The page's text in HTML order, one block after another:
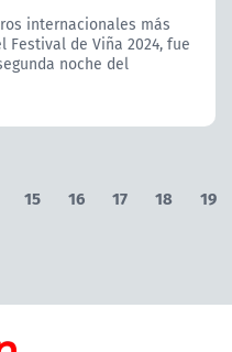
internacionales más
de Viña 2024, fue
noche del
15 16 17 18 19